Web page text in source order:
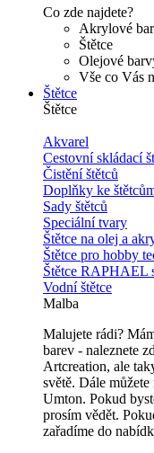
Co zde najdete?
Akrylové
Štětce
Olejové
Vše co Vás
Štětce
Štětce
Akvarel
Cestovní skládací
Čistění štětců
Doplňky ke
Sady štětců
Speciální tvary
Štětce na olej a
Štětce pro hobby
Štětce RAPHAEL
Vodní štětce
Malba
Malujete rádi?
barev - naleznete
Artcreation, ale
světě. Dále
Umton. Pokud
prosím vědět.
zařadíme do